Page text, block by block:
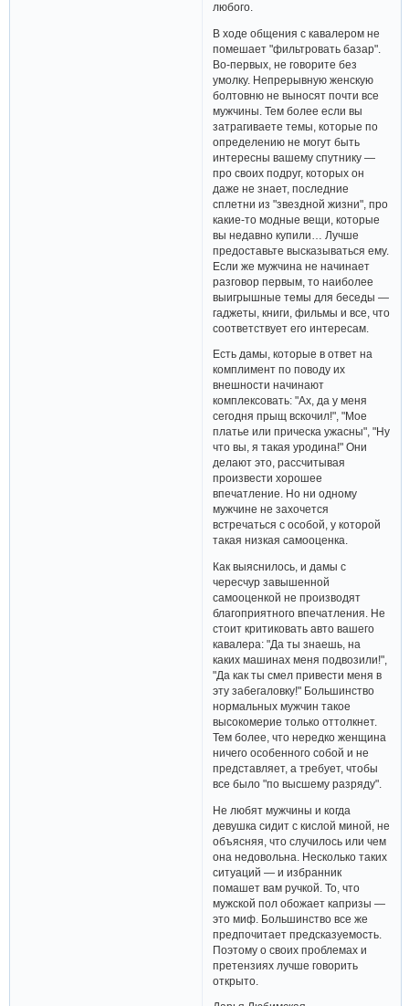
любого.
В ходе общения с кавалером не
помешает "фильтровать базар".
Во-первых, не говорите без
умолку. Непрерывную женскую
болтовню не выносят почти все
мужчины. Тем более если вы
затрагиваете темы, которые по
определению не могут быть
интересны вашему спутнику —
про своих подруг, которых он
даже не знает, последние
сплетни из "звездной жизни", про
какие-то модные вещи, которые
вы недавно купили… Лучше
предоставьте высказываться ему.
Если же мужчина не начинает
разговор первым, то наиболее
выигрышные темы для беседы —
гаджеты, книги, фильмы и все, что
соответствует его интересам.
Есть дамы, которые в ответ на
комплимент по поводу их
внешности начинают
комплексовать: "Ах, да у меня
сегодня прыщ вскочил!", "Мое
платье или прическа ужасны", "Ну
что вы, я такая уродина!" Они
делают это, рассчитывая
произвести хорошее
впечатление. Но ни одному
мужчине не захочется
встречаться с особой, у которой
такая низкая самооценка.
Как выяснилось, и дамы с
чересчур завышенной
самооценкой не производят
благоприятного впечатления. Не
стоит критиковать авто вашего
кавалера: "Да ты знаешь, на
каких машинах меня подвозили!",
"Да как ты смел привести меня в
эту забегаловку!" Большинство
нормальных мужчин такое
высокомерие только оттолкнет.
Тем более, что нередко женщина
ничего особенного собой и не
представляет, а требует, чтобы
все было "по высшему разряду".
Не любят мужчины и когда
девушка сидит с кислой миной, не
объясняя, что случилось или чем
она недовольна. Несколько таких
ситуаций — и избранник
помашет вам ручкой. То, что
мужской пол обожает капризы —
это миф. Большинство все же
предпочитает предсказуемость.
Поэтому о своих проблемах и
претензиях лучше говорить
открыто.